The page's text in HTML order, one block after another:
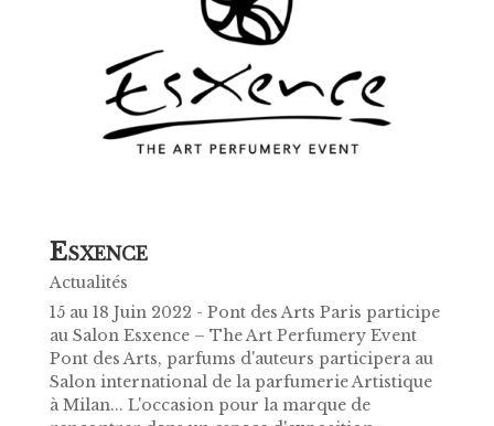
ESXENCE
Actualités
15 au 18 Juin 2022 - Pont des Arts Paris participe
au Salon Esxence – The Art Perfumery Event
Pont des Arts, parfums d'auteurs participera au
Salon international de la parfumerie Artistique
à Milan... L'occasion pour la marque de